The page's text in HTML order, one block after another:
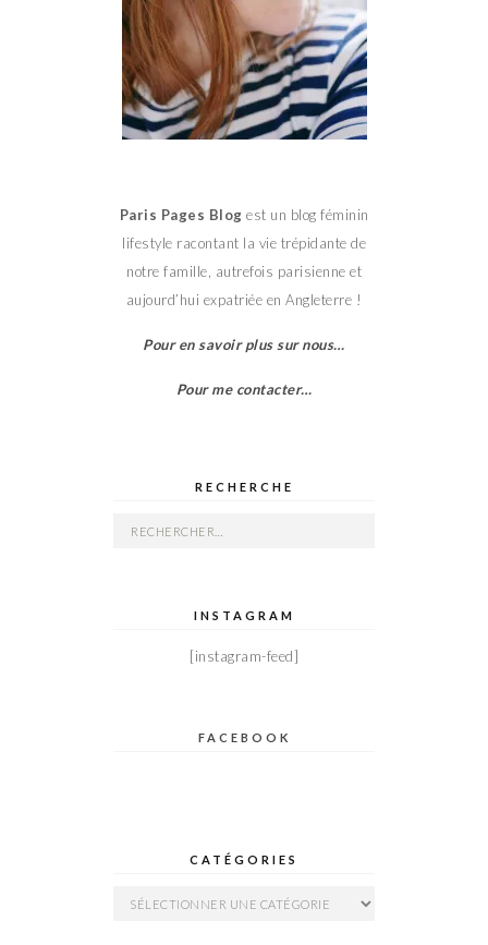
Paris Pages Blog est un blog féminin
lifestyle racontant la vie trépidante de
notre famille, autrefois parisienne et
aujourd’hui expatriée en Angleterre !
Pour en savoir plus sur nous…
Pour me contacter…
RECHERCHE
Rechercher :
INSTAGRAM
[instagram-feed]
FACEBOOK
CATÉGORIES
Catégories